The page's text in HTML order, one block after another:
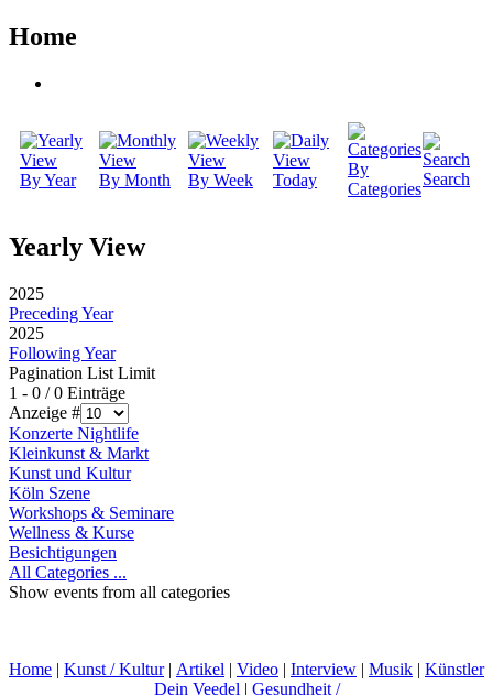
Home
By Year By Month By Week Today
By
Categories
Search
Yearly View
2025
Preceding Year
2025
Following Year
Pagination List Limit
1 - 0 / 0 Einträge
Anzeige #
Konzerte Nightlife
Kleinkunst & Markt
Kunst und Kultur
Köln Szene
Workshops & Seminare
Wellness & Kurse
Besichtigungen
All Categories ...
Show events from all categories
Home | Kunst / Kultur| Artikel | Video | Interview | Musik | Künstler
Dein Veedel | Gesundheit /